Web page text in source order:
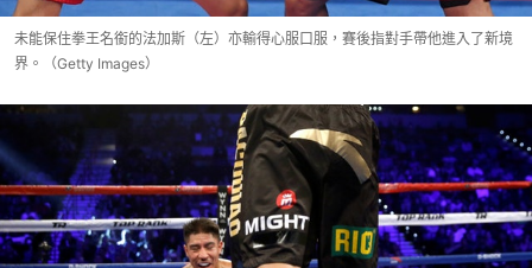
未能保住拳王名銜的法加斯（左）亦輸得心服口服，賽後指對手帶他進入了新境
界。（Getty Images）